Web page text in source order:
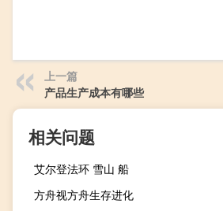
上一篇
产品生产成本有哪些
相关问题
艾尔登法环 雪山 船
方舟视方舟生存进化